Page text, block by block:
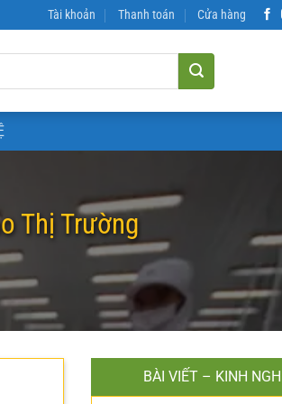
Tài khoản Thanh toán Cửa hàng
Thị Trường
BÀI VIẾT – KINH